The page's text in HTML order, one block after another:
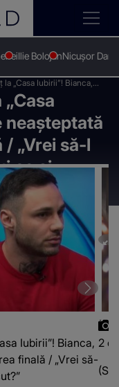
Ilie BolojanNicușor Dan
„Casa Iubirii”! Bianca,
de marea finală /
să-i spui ce ai făcut?”
neașteptată
„Vrei să-l
ce ai
Iubirii”! Bianca,
finală / „Vrei să-
2